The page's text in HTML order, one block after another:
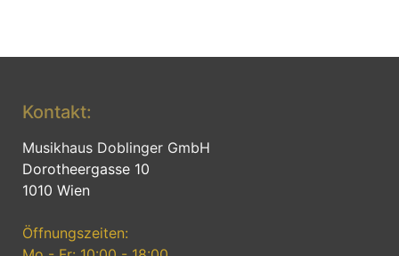
Kontakt:
Musikhaus Doblinger GmbH
Dorotheergasse 10
1010 Wien
Öffnungszeiten: